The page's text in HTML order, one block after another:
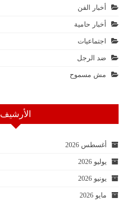
أخبار الفن
أخبار حامية
اجتماعيات
ضد الرجل
مش مسموح
الأرشيف
أغسطس 2026
يوليو 2026
يونيو 2026
مايو 2026